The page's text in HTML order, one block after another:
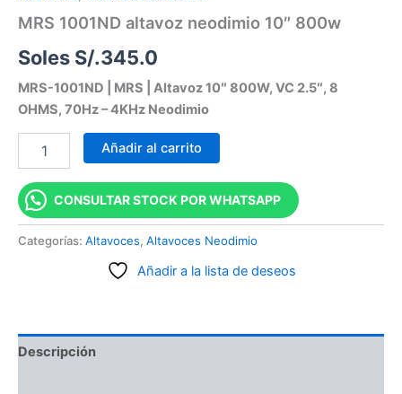
MRS 1001ND altavoz neodimio 10″ 800w
Soles S/.345.0
MRS-1001ND | MRS | Altavoz 10″ 800W, VC 2.5″, 8
OHMS, 70Hz – 4KHz Neodimio
Añadir al carrito
CONSULTAR STOCK POR WHATSAPP
Categorías: Altavoces, Altavoces Neodimio
Añadir a la lista de deseos
Descripción